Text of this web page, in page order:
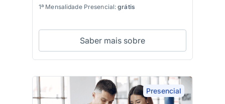
1ª Mensalidade Presencial:grátis
Saber mais sobre
Presencial